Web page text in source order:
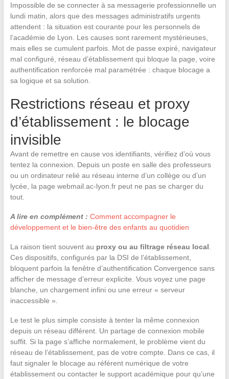
Impossible de se connecter à sa messagerie professionnelle un
lundi matin, alors que des messages administratifs urgents
attendent : la situation est courante pour les personnels de
l’académie de Lyon. Les causes sont rarement mystérieuses,
mais elles se cumulent parfois. Mot de passe expiré, navigateur
mal configuré, réseau d’établissement qui bloque la page, voire
authentification renforcée mal paramétrée : chaque blocage a
sa logique et sa solution.
Restrictions réseau et proxy
d’établissement : le blocage
invisible
Avant de remettre en cause vos identifiants, vérifiez d’où vous
tentez la connexion. Depuis un poste en salle des professeurs
ou un ordinateur relié au réseau interne d’un collège ou d’un
lycée, la page webmail.ac-lyon.fr peut ne pas se charger du
tout.
A lire en complément : Comment accompagner le
développement et le bien-être des enfants au quotidien
La raison tient souvent au proxy ou au filtrage réseau local
Ces dispositifs, configurés par la DSI de l’établissement,
bloquent parfois la fenêtre d’authentification Convergence sans
afficher de message d’erreur explicite. Vous voyez une page
blanche, un chargement infini ou une erreur « serveur
inaccessible ».
Le test le plus simple consiste à tenter la même connexion
depuis un réseau différent. Un partage de connexion mobile
suffit. Si la page s’affiche normalement, le problème vient du
réseau de l’établissement, pas de votre compte. Dans ce cas, il
faut signaler le blocage au référent numérique de votre
établissement ou contacter le support académique pour qu’une